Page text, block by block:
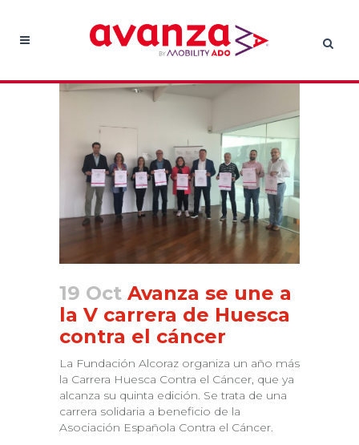
19 Oct Avanza se une a
la V carrera de Huesca
contra el cáncer
La Fundación Alcoraz organiza un año más
la Carrera Huesca Contra el Cáncer, que ya
alcanza su quinta edición. Se trata de una
carrera solidaria a beneficio de la
Asociación Española Contra el Cáncer.